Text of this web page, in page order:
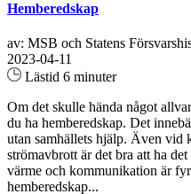
Hemberedskap
av: MSB och Statens
2023-04-11
Lästid 6 minuter
Om det skulle hända något
du ha hemberedskap. Det
utan samhällets hjälp. Även vid
strömavbrott är det bra att ha
värme och kommunikation är
hemberedskap...